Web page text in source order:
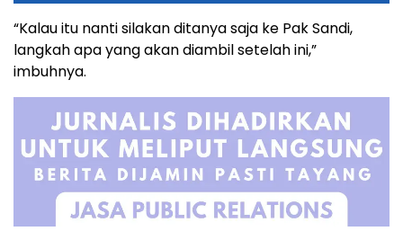
“Kalau itu nanti silakan ditanya saja ke Pak Sandi,
langkah apa yang akan diambil setelah ini,”
imbuhnya.